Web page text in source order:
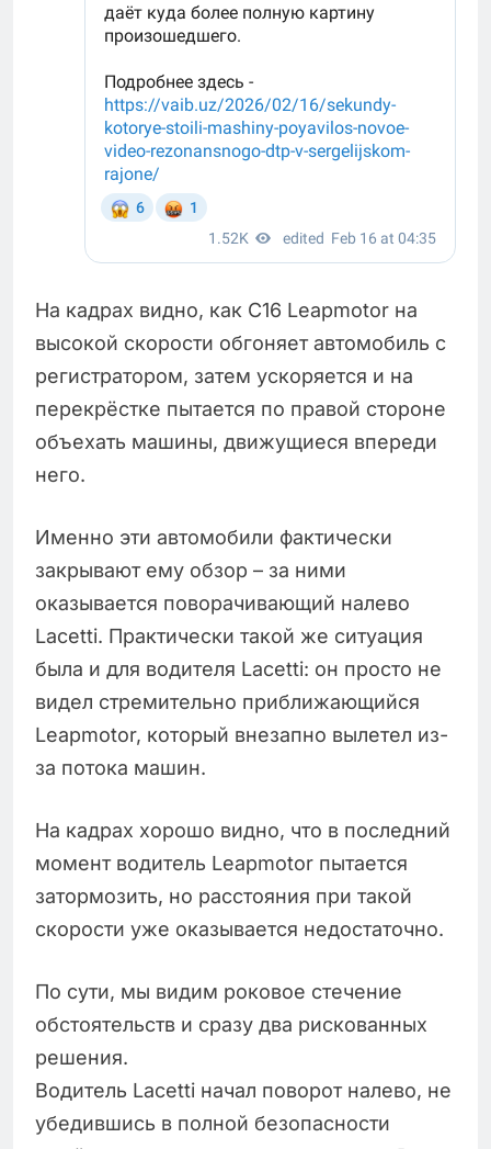
На кадрах видно, как C16 Leapmotor на
высокой скорости обгоняет автомобиль с
регистратором, затем ускоряется и на
перекрёстке пытается по правой стороне
объехать машины, движущиеся впереди
него.
Именно эти автомобили фактически
закрывают ему обзор – за ними
оказывается поворачивающий налево
Lacetti. Практически такой же ситуация
была и для водителя Lacetti: он просто не
видел стремительно приближающийся
Leapmotor, который внезапно вылетел из-
за потока машин.
На кадрах хорошо видно, что в последний
момент водитель Leapmotor пытается
затормозить, но расстояния при такой
скорости уже оказывается недостаточно.
По сути, мы видим роковое стечение
обстоятельств и сразу два рискованных
решения.
Водитель Lacetti начал поворот налево, не
убедившись в полной безопасности